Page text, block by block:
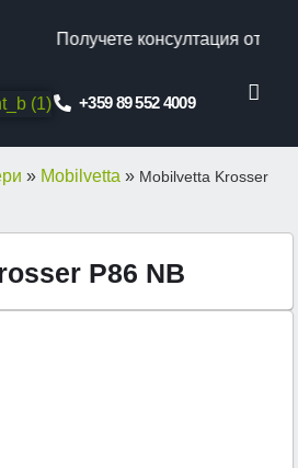
Получете консултация от наш
+359 89 552 4009
» Mobilvetta » Mobilvetta Krosser
P86 NB